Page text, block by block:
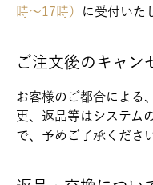
時～17時）
に受付いた
ご注文後のキャン
お客様のご都合による
更、返品等はシステム
で、予めご了承くださ